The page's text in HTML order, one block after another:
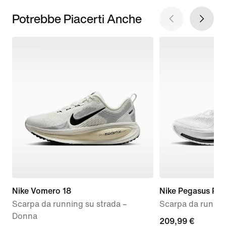
Potrebbe Piacerti Anche
Nike Vomero 18
Scarpa da running su strada –
Donna
Nike Pegasus
Scarpa da
209,99
209,99 €